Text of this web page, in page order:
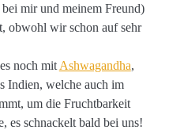
mir und meinem Freund)
obwohl wir schon auf sehr
noch mit Ashwagandha,
Indien, welche auch im
um die Fruchtbarkeit
es schnackelt bald bei uns!